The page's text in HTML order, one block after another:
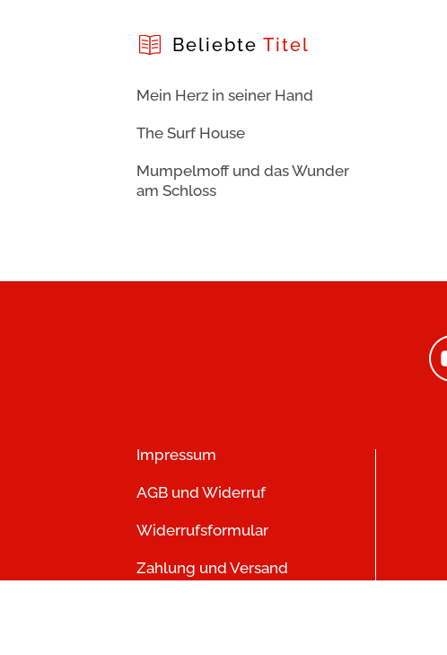
Beliebte Titel
Mein Herz in seiner Hand
The Surf House
Mumpelmoff und das Wunder
am Schloss
Impressum
AGB und Widerruf
Widerrufsformular
Zahlung und Versand